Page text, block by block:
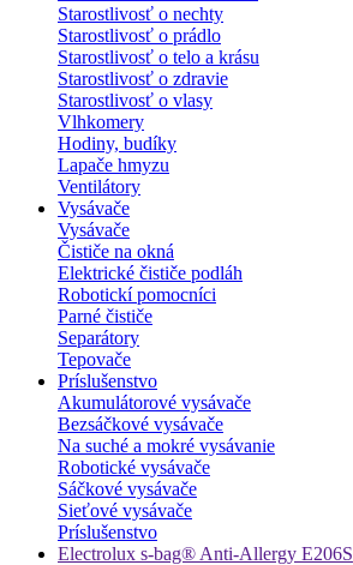
Starostlivosť o nechty
Starostlivosť o prádlo
Starostlivosť o telo a krásu
Starostlivosť o zdravie
Starostlivosť o vlasy
Vlhkomery
Hodiny, budíky
Lapače hmyzu
Ventilátory
Vysávače
Vysávače
Čističe na okná
Elektrické čističe podláh
Robotickí pomocníci
Parné čističe
Separátory
Tepovače
Príslušenstvo
Akumulátorové vysávače
Bezsáčkové vysávače
Na suché a mokré vysávanie
Robotické vysávače
Sáčkové vysávače
Sieťové vysávače
Príslušenstvo
Electrolux s-bag® Anti-Allergy E206S